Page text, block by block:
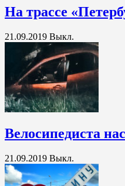
На трассе
21.09.2019 Выкл.
Велосипедиста
21.09.2019 Выкл.